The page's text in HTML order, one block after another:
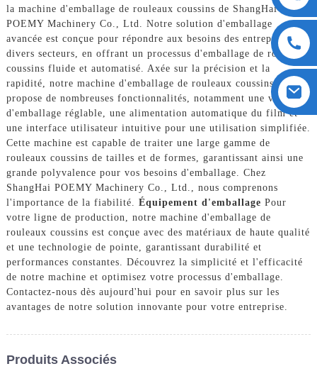
la machine d'emballage de rouleaux coussins de ShangHai
POEMY Machinery Co., Ltd. Notre solution d'emballage
avancée est conçue pour répondre aux besoins des entreprises de
divers secteurs, en offrant un processus d'emballage de rouleaux
coussins fluide et automatisé. Axée sur la précision et la
rapidité, notre machine d'emballage de rouleaux coussins
propose de nombreuses fonctionnalités, notamment une vitesse
d'emballage réglable, une alimentation automatique du film et
une interface utilisateur intuitive pour une utilisation simplifiée.
Cette machine est capable de traiter une large gamme de
rouleaux coussins de tailles et de formes, garantissant ainsi une
grande polyvalence pour vos besoins d'emballage. Chez
ShangHai POEMY Machinery Co., Ltd., nous comprenons
l'importance de la fiabilité. Équipement d'emballage Pour
votre ligne de production, notre machine d'emballage de
rouleaux coussins est conçue avec des matériaux de haute qualité
et une technologie de pointe, garantissant durabilité et
performances constantes. Découvrez la simplicité et l'efficacité
de notre machine et optimisez votre processus d'emballage.
Contactez-nous dès aujourd'hui pour en savoir plus sur les
avantages de notre solution innovante pour votre entreprise.
Produits Associés